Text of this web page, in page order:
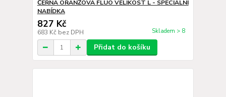
ČERNÁ ORANŽOVÁ FLUO VELIKOST L - SPECIÁLNÍ
NABÍDKA
827 Kč
683 Kč bez DPH Skladem > 8
Přidat do košíku